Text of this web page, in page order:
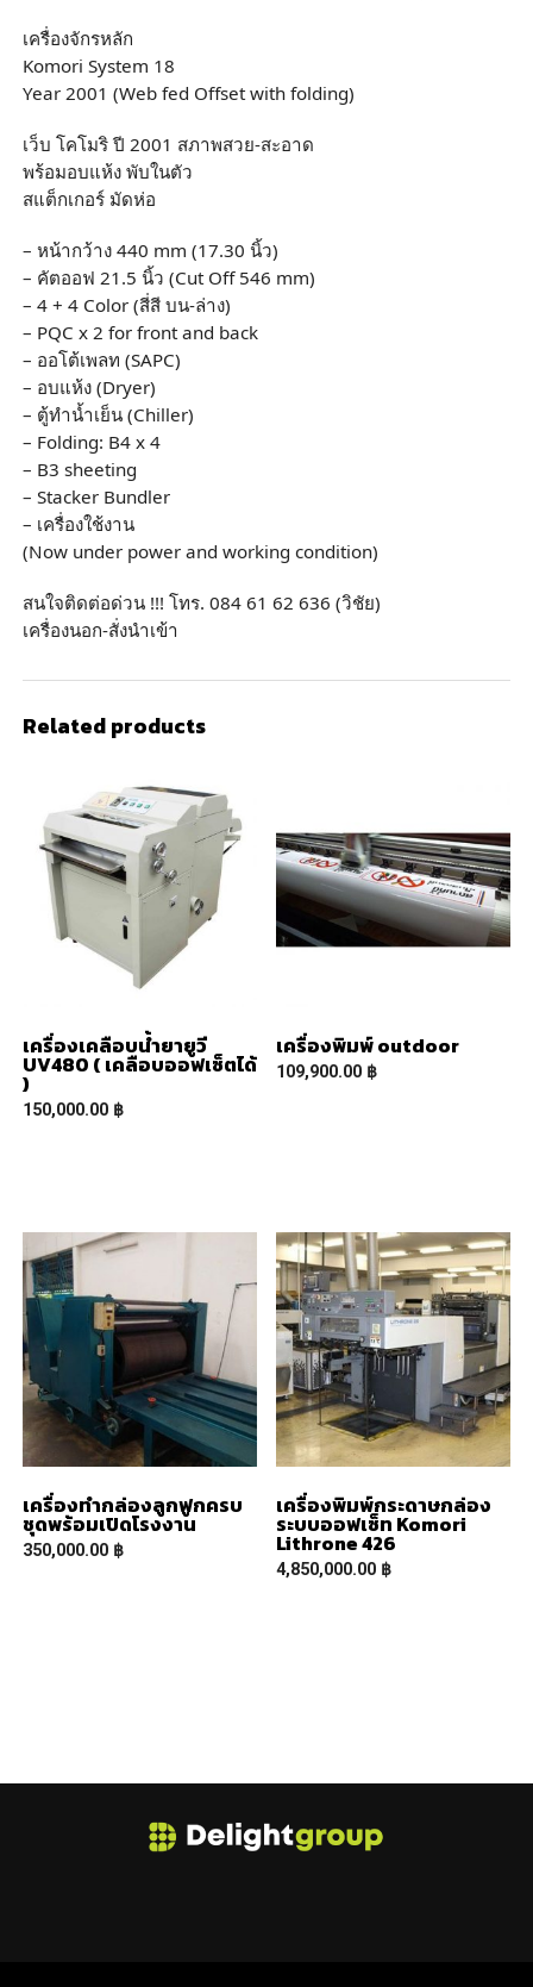
เครื่องจักรหลัก
Komori System 18
Year 2001 (Web fed Offset with folding)
เว็บ โคโมริ ปี 2001 สภาพสวย-สะอาด
พร้อมอบแห้ง พับในตัว
สแต็กเกอร์ มัดห่อ
– หน้ากว้าง 440 mm (17.30 นิ้ว)
– คัตออฟ 21.5 นิ้ว (Cut Off 546 mm)
– 4 + 4 Color (สี่สี บน-ล่าง)
– PQC x 2 for front and back
– ออโต้เพลท (SAPC)
– อบแห้ง (Dryer)
– ตู้ทำน้ำเย็น (Chiller)
– Folding: B4 x 4
– B3 sheeting
– Stacker Bundler
– เครื่องใช้งาน
(Now under power and working condition)
สนใจติดต่อด่วน !!! โทร. 084 61 62 636 (วิชัย)
เครื่องนอก-สั่งนำเข้า
Related products
เครื่องเคลือบน้ำยายูวี
UV480 ( เคลือบออฟเซ็ตได้
)
150,000.00 ฿
เครื่องพิมพ์ outdoor
109,900.00 ฿
เครื่องทำกล่องลูกฟูกครบ
ชุดพร้อมเปิดโรงงาน
350,000.00 ฿
เครื่องพิมพ์กระดาษกล่อง
ระบบออฟเซ็ท Komori
Lithrone 426
4,850,000.00 ฿